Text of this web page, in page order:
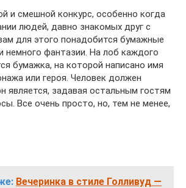
и смешной конкурс, особенно когда
людей, давно знакомых друг с
для этого понадобится бумажные
немного фантазии. На лоб каждого
бумажка, на которой написано имя
или героя. Человек должен
является, задавая остальным гостям
Все очень просто, но, тем не менее,
Вечеринка в стиле Голливуд —